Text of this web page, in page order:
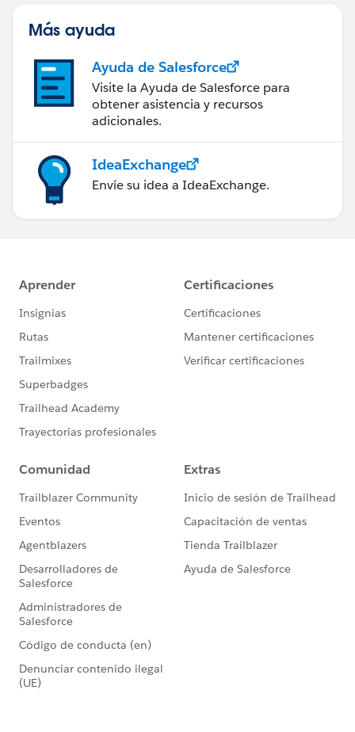
Más ayuda
Ayuda de Salesforce
Visite la Ayuda de Salesforce para
obtener asistencia y recursos
adicionales.
IdeaExchange
Envíe su idea a IdeaExchange.